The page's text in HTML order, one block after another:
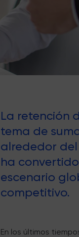
La retención
tema de
alrededor del
ha
escenario
competitivo.
En los últimos